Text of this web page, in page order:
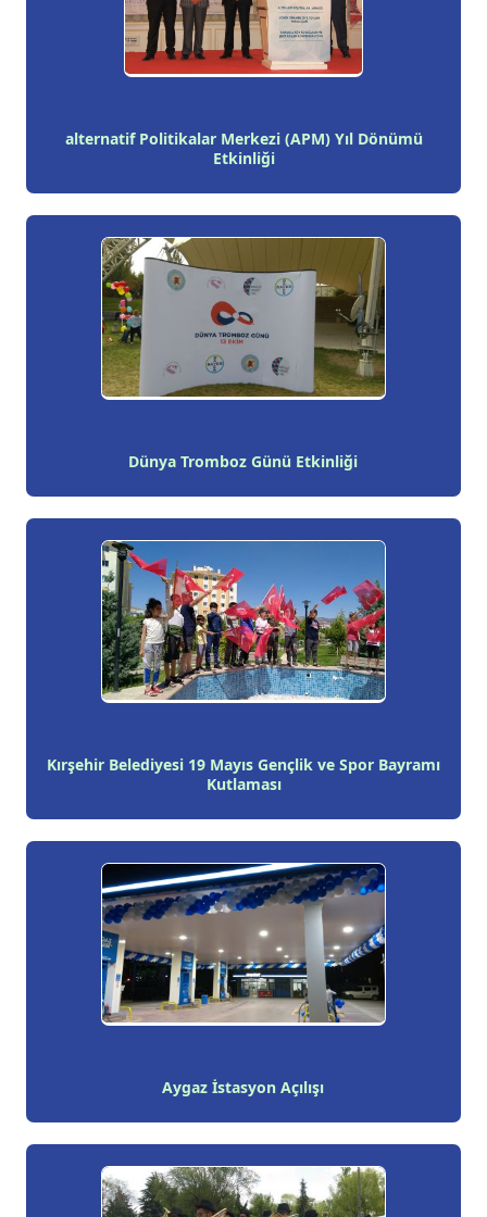
alternatif Politikalar Merkezi (APM) Yıl Dönümü
Etkinliği
Dünya Tromboz Günü Etkinliği
Kırşehir Belediyesi 19 Mayıs Gençlik ve Spor Bayramı
Kutlaması
Aygaz İstasyon Açılışı